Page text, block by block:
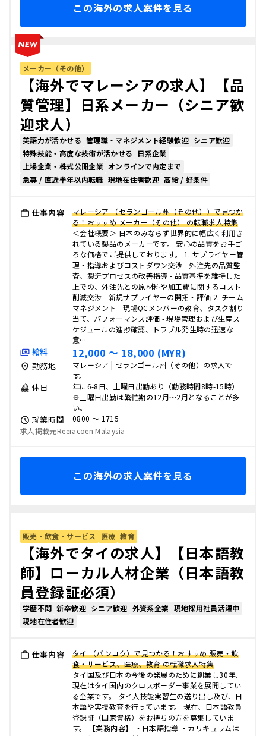
この海外の求人案件を見る
メーカー（その他）
【海外でマレーシアの求人】【品
質管理】日系メーカー（シニア歓
迎求人）
英語力が活かせる 管理職・マネジメント経験歓迎 シニア歓迎
特殊技能・高度な技術が活かせる
日系企業
上場企業・株式公開企業 オンラインで内定まで
急募 / 直近半年以内転職 現地在住者歓迎 高給 / 好条件
仕事内容
マレーシア （セランゴール州（その他））で見つか
る！おすすめ メーカー（その他） の転職求人特集
＜会社概要＞ 日本のみならず世界的に幅広く利用さ
れている製品のメーカーです。 安心の品質をお手ご
ろな価格でご提供しております。 1. サプライヤー管
理・指導およびコストダウン交渉 - 外注先の品質監
査、製造プロセスの改善指導 - 品質基準を維持した
上での、外注先との原材料や加工費に関するコスト
削減交渉 - 新規サプライヤーの開拓・評価 2. チーム
マネジメント - 現場QCメンバーの教育、タスク割り
当て、パフォーマンス評価 - 現場管理および生産ス
ケジュールの進捗確認、トラブル発生時の迅速な
意…
給料 12,000 〜 18,000 (MYR)
勤務地
マレーシア | セランゴール州（その他）の求人で
す。
休日
年に6-8日、土曜日出勤あり（勤務時間8時-15時）
※土曜日出勤は繁忙期の12月～2月となることが多
い。
就業時間
0800 〜 1715
求人掲載元Reeracoen Malaysia
この海外の求人案件を見る
販売・飲食・サービス 医療 教育
【海外でタイの求人】【日本語教
師】ローカル人材企業（日本語教
員登録証必須）
学歴不問 新卒歓迎 シニア歓迎 外資系企業 現地採用社員活躍中
現地在住者歓迎
仕事内容
タイ （バンコク）で見つかる！おすすめ 販売・飲
食・サービス、医療、教育 の転職求人特集
タイ国及び日本の今後の発展のために創業し30年、
現在はタイ国内のクロスボーダー事業を展開してい
る企業です。 タイ人技能実習生の送り出し及び、日
本語や実技教育を行っています。 現在、日本語教員
登録証（国家資格）をお持ちの方を募集していま
す。 【業務内容】 ・日本語指導 ・カリキュラムは